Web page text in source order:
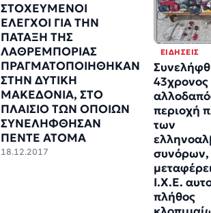
ΣΤΟΧΕΥΜΕΝΟΙ
ΕΛΕΓΧΟΙ ΓΙΑ ΤΗΝ
ΠΑΤΑΞΗ ΤΗΣ
ΛΑΘΡΕΜΠΟΡΙΑΣ
ΠΡΑΓΜΑΤΟΠΟΙΗΘΗΚΑΝ
ΣΤΗΝ ΔΥΤΙΚΗ
ΜΑΚΕΔΟΝΙΑ, ΣΤΟ
ΠΛΑΙΣΙΟ ΤΩΝ ΟΠΟΙΩΝ
ΣΥΝΕΛΗΦΘΗΣΑΝ
ΠΕΝΤΕ ΑΤΟΜΑ
18.12.2017
ΕΙΔΉΣΕΙΣ
43χρονος
περιοχή
των
συνόρων,
Ι.Χ.Ε.
πλήθος